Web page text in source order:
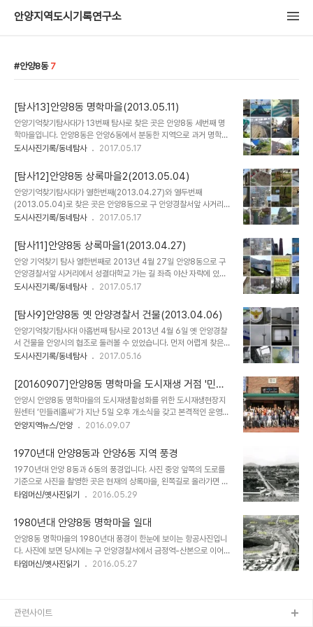
안양지역도시기록연구소
안양8동 7
[탐사13]안양8동 명학마을(2013.05.11)
안양기억찾기탐사대가 13번째 탐사로 찾은 곳은 안양8동 세번째 명
학마을입니다. 안양8동은 안양6동에서 분동한 지역으로 과거 명학동
으로 불리웠으며, 성문고 주변의 골안, 성결대 아래 상록마을, 명학초
마을은 1970년대 조성된 마을로 새마을운동이 한창이던 70년대 박
정희 대통령이 열차로 상경하면서 산 중턱에 있는 이곳이 너무 노후되
었다고 하여 국비와 시비로 청기와를 제공한 곳이기도 하지요. 당시 단
독 주택들이 있던 자리에는 대부분 연립, 다세대, 다가구 주택들이 들
어섰지만 이번 탐사에서 원형이 남아 있는 주택 몇채를 발견하기도 했
유지하고 있더군요. 또 명학동의 유래를 낳은 명학..
도시사진기록/동네탐사 2017.05.17
[탐사12]안양8동 상록마을2(2013.05.04)
안양기억찾기탐사대가 열한번째(2013.04.27)와 열두번째
(2013.05.04)로 찾은 곳은 안양8동으로 구 안양경찰서앞 사거리에
서 성결대학교 가는 길 좌측 야산 자락에 있는 상록마을과 성결대와 성
이어지는 끝자락 골목길이다. 상록마을은 안양6동과 안양4동 중앙성
당과 중앙시장까지 쭈욱 이어지는 골목길이 한눈에 내려다보이고, 천
국으로 가는 계단이 있는 동네입니다. 최근 재건축읗 할까 말까 동네
주민들이 의견이 분분하기도 하지요. ■상록마을(常綠洞) 안양8동
11통 지역으로, 골안 동쪽에 위치해 있다. 예전에는 야산으로 돌이 많
이라 칭했다고 한다. 1990년 10월 경부터 성도,..
도시사진기록/동네탐사 2017.05.17
[탐사11]안양8동 상록마을1(2013.04.27)
안양 기억찾기 탐사 열한번째로 2013년 4월 27일 안양8동으로 구
안양경찰서앞 사거리에서 성결대학교 가는 길 좌측 야산 자락에 있는
상록마을과 성결대와 성문중고교와 해성농장이 있는 있는 골안을 지
상록마을은 안양6동과 안양4동 중앙성당과 중앙시장까지 쭈욱 이어
지는 골목길이 한눈에 내려다보이고, 천국으로 가는 계단이 있는 동네
입니다. 최근 재건축읗 할까 말까 동네 주민들이 의견이 분분하기도 하
지요. ■상록마을(常綠洞) 안양8동 11통 지역으로, 골안 동쪽에 위치
해 있다. 예전에는 야산으로 돌이 많았던 곳인데 푸른 숲으로 둘러쌓인
경부터 성도, 대신, 일진, 한진, 삼성빌..
도시사진기록/동네탐사 2017.05.17
[탐사9]안양8동 옛 안양경찰서 건물(2013.04.06)
안양기억찾기탐사대 아홉번째 탐사로 2013년 4월 6일 옛 안양경찰
서 건물을 안양시의 협조로 둘러볼 수 있었습니다. 먼저 어렵게 찾은
안양경찰의 역사를 보면 1945년 10월 21일 안양읍 안양리(당시 금
청, 안양읍사무소, 의용소방대 등과 함께 안양읍 안양리(현 안양1번가)
에 자리하게 됩니다. 이후 안양경찰서는 1973년 7월 시흥군 안양읍
이 안양시로 승격되면서 안양6동에 관공서들이 마련되자 안양시청(현
재의 만안구청), 시흥군청(현재의 만안여성화관) 등과 함께 이전한 것
이 사진첩속 모습입니다. 안양경찰서는 1990년대 말 안양 동안구에
3일 평촌에 새청사를 짓고 다시..
도시사진기록/동네탐사 2017.05.16
[20160907]안양8동 명학마을 도시재생 거점 '민들
레홀씨' 오픈
안양시 안양8동 명학마을의 도시재생활성화를 위한 도시재생현장지
원센터 ‘민들레홀씨’가 지난 5일 오후 개소식을 갖고 본격적인 운영에
들어갔다,. 안양 만안구 명학로 56-1 명학초등학교 앞 건물에 둥지를
주 5일 동안 매일 오전 10시부터 오후 5시까지 열린 공간으로 운영된
다. 민들레홀씨는 도시재생현장지원센터 답게 명학마을 도시재생사업
에 따른 주민들의 의견을 수렴하고 또 의견들이 충분히 반영될 수 있도
록 하는 매개체 역할이 주목적이다. 사업추진 과정에서 발생할 수 있는
주민갈등을 조정 및 중재하고 사업지속성을 위한 기반을 확보하며, 주
과적으로 진행되도록 서포팅 하는 역할도 ..
안양지역뉴스/안양 2016.09.07
1970년대 안양8동과 안양6동 지역 풍경
1970년대 안양 8동과 6동의 풍경입니다. 사진 중앙 앞쪽의 도로를
기준으로 사진을 촬영한 곳은 현재의 상록마을, 왼쪽길로 올라가면 성
결대학교, 오른쪽으로 가면 구 안양경찰서입니다. 멀리 중앙에 굴뚝과
타임머신/옛사진읽기 2016.05.29
1980년대 안양8동 명학마을 일대
안양8동 명학마을의 1980년대 풍경이 한눈에 보이는 항공사진입니
다. 사진에 보면 당시에는 구 안양경찰서에서 금정역-산본으로 이어지
는 산본신도시 진입로 도로 공사가 한창이고 경부선 복복선이 놓여진
경찰서, 명학역이 보입니다. 사진 중앙 약간 상단 중앙으로는 명학마을
타임머신/옛사진읽기 2016.05.27
관련사이트